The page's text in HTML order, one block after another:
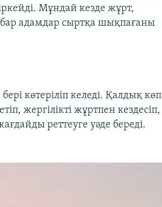
Мұндай кезде жұрт,
бар адамдар сыртқа шықпағаны
көтеріліп келеді. Қалдық көп
жергілікті жұртпен кездесіп,
реттеуге уәде береді.